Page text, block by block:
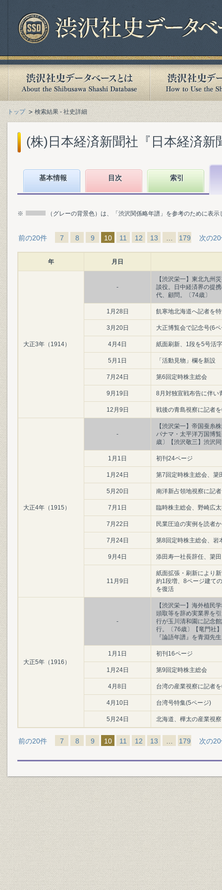
トップ 検索結果 - 社史詳細
(株)日本経済新聞社『日本経済新
基本情報 目次 索引
※ （グレーの背景色）は、「渋沢関係略年譜」を参考のために表
前の20件 7 8 9 10 11 12 13 179 次の
年 月日
大正3年（1914）
-
【渋沢栄一】東北九州
談役。日中経済界の提
代、顧問。〔74歳〕
1月28日 飢寒地北海道へ記者を
3月20日 大正博覧会で記念号(6
4月4日 紙面刷新、1段を5号活
5月1日 「活動見物」欄を新設
7月24日 第6回定時株主総会
9月19日 8月対独宣戦布告に伴い
12月9日 戦後の青島視察に記者
大正4年（1915）
-
【渋沢栄一】帝国蚕糸
パナマ・太平洋万国博
歳〕【渋沢敬三】渋沢
1月1日 初刊24ページ
1月24日 第7回定時株主総会、簗
5月20日 南洋新占領地視察に記
7月1日 臨時株主総会、野崎広
7月22日 民業圧迫の実例を読者
7月24日 第8回定時株主総会、岩
9月4日 添田寿一社長辞任、簗
11月9日
紙面拡張・刷新により
約1段増、8ページ建て
を復活
大正5年（1916）
-
【渋沢栄一】海外植民
頭取等を辞め実業界を
行が玉川清和園に記念
行。〔76歳〕【竜門社
『論語年譜』を青淵先
1月1日 初刊16ページ
1月24日 第9回定時株主総会
4月8日 台湾の産業視察に記者
4月10日 台湾号特集(5ページ)
5月24日 北海道、樺太の産業視
前の20件 7 8 9 10 11 12 13 179 次の